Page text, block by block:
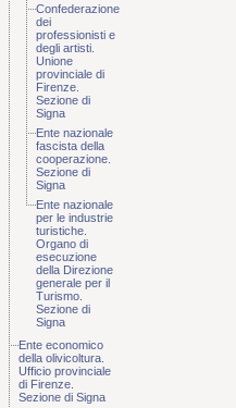
Confederazione
dei
professionisti e
degli artisti.
Unione
provinciale di
Firenze.
Sezione di
Signa
Ente nazionale
fascista della
cooperazione.
Sezione di
Signa
Ente nazionale
per le industrie
turistiche.
Organo di
esecuzione
della Direzione
generale per il
Turismo.
Sezione di
Signa
Ente economico
della olivicoltura.
Ufficio provinciale
di Firenze.
Sezione di Signa